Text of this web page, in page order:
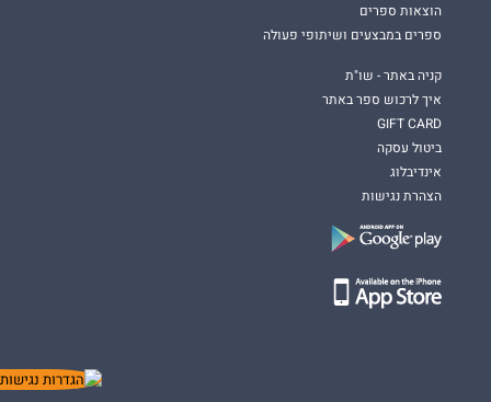
הוצאות ספרים
ספרים במבצעים ושיתופי פעולה
קניה באתר - שו"ת
איך לרכוש ספר באתר
GIFT CARD
ביטול עסקה
אינדיבלוג
הצהרת נגישות